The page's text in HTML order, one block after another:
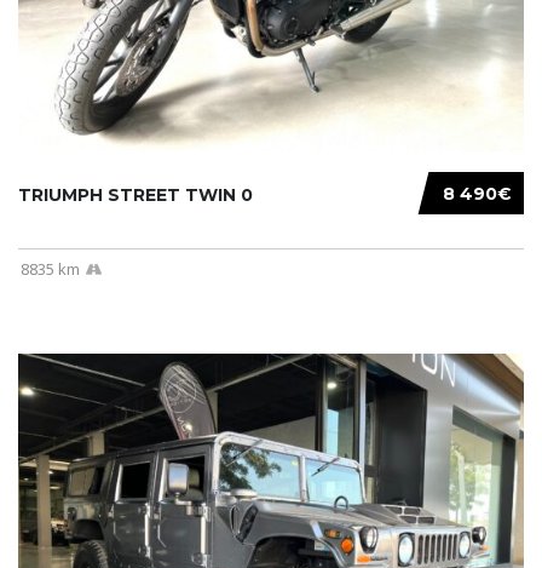
8 490€
TRIUMPH STREET TWIN 0
8835 km